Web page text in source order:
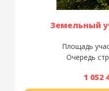
Земельный
Площадь
Очередь
1 052